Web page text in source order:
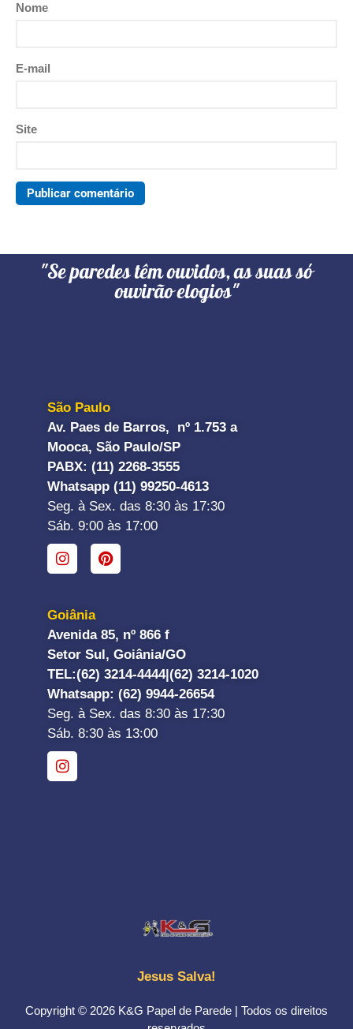
Nome
E-mail
Site
"Se paredes têm ouvidos, as suas só
ouvirão elogios"
São Paulo
Av. Paes de Barros, nº 1.753 a
Mooca, São Paulo/SP
PABX: (11) 2268-3555
Whatsapp (11) 99250-4613
Seg. à Sex. das 8:30 às 17:30
Sáb. 9:00 às 17:00
Goiânia
Avenida 85, nº 866 f
Setor Sul, Goiânia/GO
TEL:(62) 3214-4444|(62) 3214-1020
Whatsapp: (62) 9944-26654
Seg. à Sex. das 8:30 às 17:30
Sáb. 8:30 às 13:00
Jesus Salva!
Copyright © 2026 K&G Papel de Parede | Todos os direitos